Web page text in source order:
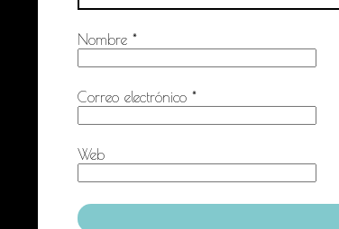
Nombre*
Correo electrónico*
Web